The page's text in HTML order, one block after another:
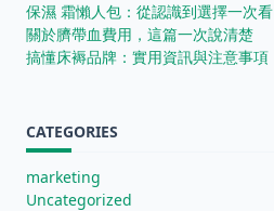
保濕 霜懶人包：從認識到選擇一次看
關於臍帶血費用，這篇一次說清楚
搞懂床褥品牌：實用資訊與注意事項
CATEGORIES
marketing
Uncategorized